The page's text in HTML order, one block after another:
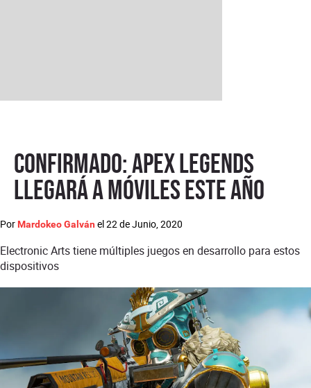
Confirmado: Apex Legends
llegará a móviles este año
Por Mardokeo Galván el22 de Junio, 2020
Electronic Arts tiene múltiples juegos en desarrollo para estos
dispositivos